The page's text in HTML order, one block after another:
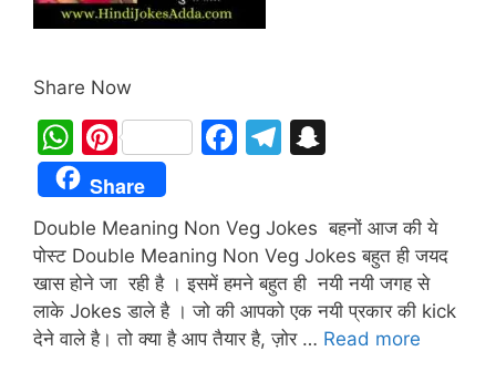
Share Now
W
h
at
s
A
p
p
Pi
nt
er
e
st
F
e
b
o
o
T
gr
a
m
p
c
h
at
Share
Double Meaning Non Veg Jokes बहनों आज की ये
पोस्ट Double Meaning Non Veg Jokes बहुत ही जयद
खास होने जा रही है । इसमें हमने बहुत ही नयी नयी जगह से
लाके Jokes डाले है । जो की आपको एक नयी प्रकार की kick
देने वाले है। तो क्या है आप तैयार है, ज़ोर … Read more